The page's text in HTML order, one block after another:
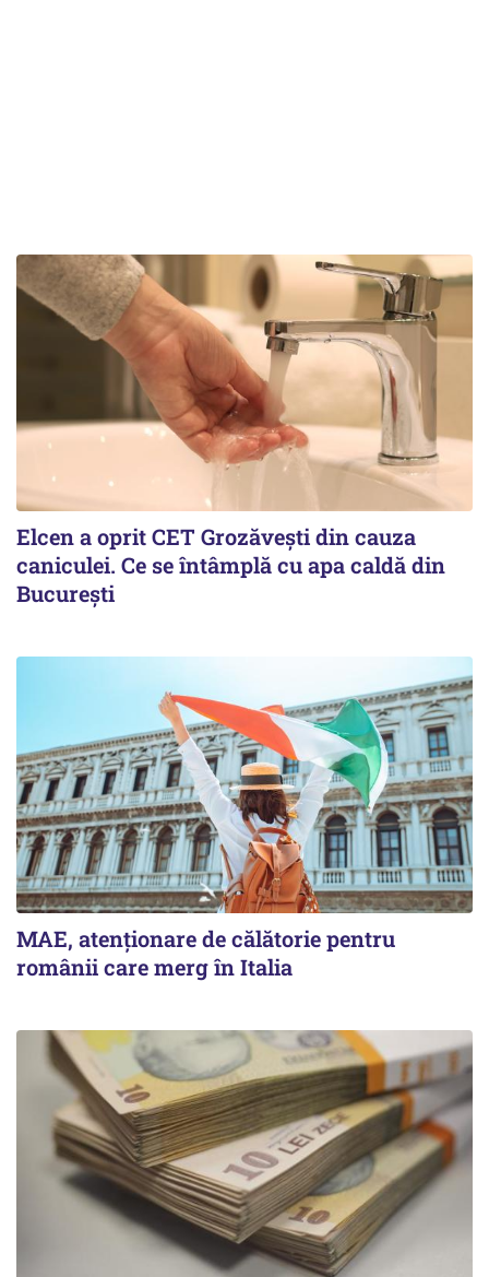
Elcen a oprit CET Grozăvești din cauza
caniculei. Ce se întâmplă cu apa caldă din
București
MAE, atenționare de călătorie pentru
românii care merg în Italia